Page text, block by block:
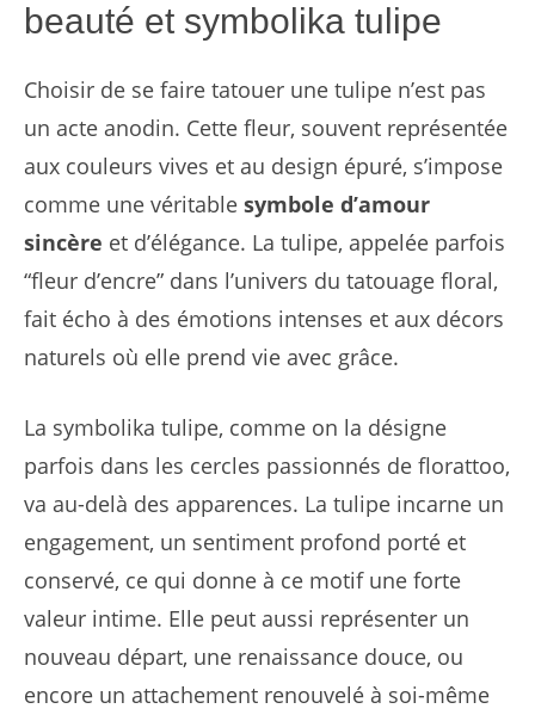
beauté et symbolika tulipe
Choisir de se faire tatouer une tulipe n’est pas
un acte anodin. Cette fleur, souvent représentée
aux couleurs vives et au design épuré, s’impose
comme une véritable symbole d’amour
sincère et d’élégance. La tulipe, appelée parfois
“fleur d’encre” dans l’univers du tatouage floral,
fait écho à des émotions intenses et aux décors
naturels où elle prend vie avec grâce.
La symbolika tulipe, comme on la désigne
parfois dans les cercles passionnés de florattoo,
va au-delà des apparences. La tulipe incarne un
engagement, un sentiment profond porté et
conservé, ce qui donne à ce motif une forte
valeur intime. Elle peut aussi représenter un
nouveau départ, une renaissance douce, ou
encore un attachement renouvelé à soi-même